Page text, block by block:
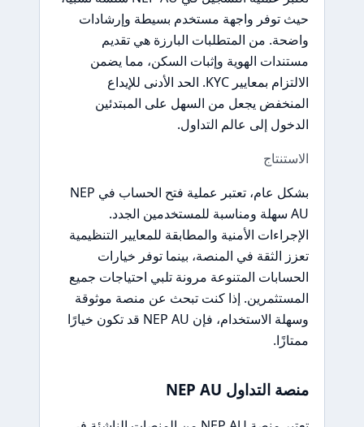
حيث توفر واجهة مستخدم بسيطة وإرشادات
واضحة. من المتطلبات البارزة هي تقديم
مستندات الهوية وإثبات السكن، مما يضمن
الالتزام بمعايير KYC. الحد الأدنى للإيداع
المنخفض يجعل من السهل على المبتدئين
الدخول إلى عالم التداول.
الاستنتاج
بشكل عام، تعتبر عملية فتح الحساب في NEP
AU سهلة ومناسبة للمستخدمين الجدد.
الإجراءات الأمنية والمطابقة للمعايير التنظيمية
تعزز الثقة في المنصة، بينما توفر خيارات
الحسابات المتنوعة مرونة تلبي احتياجات جميع
المستثمرين. إذا كنت تبحث عن منصة موثوقة
وسهلة الاستخدام، فإن NEP AU قد تكون خيارًا
ممتازًا.
منصة التداول NEP AU